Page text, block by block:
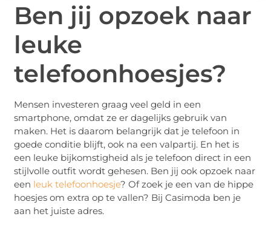
Ben jij opzoek naar
leuke
telefoonhoesjes?
Mensen investeren graag veel geld in een
smartphone, omdat ze er dagelijks gebruik van
maken. Het is daarom belangrijk dat je telefoon in
goede conditie blijft, ook na een valpartij. En het is
een leuke bijkomstigheid als je telefoon direct in een
stijlvolle outfit wordt gehesen. Ben jij ook opzoek naar
een leuk telefoonhoesje? Of zoek je een van de hippe
hoesjes om extra op te vallen? Bij Casimoda ben je
aan het juiste adres.